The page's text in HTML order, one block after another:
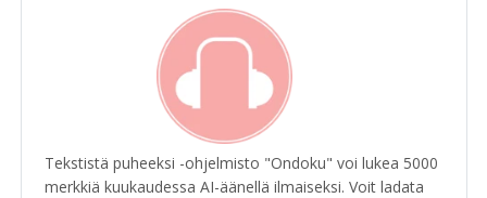
Tekstistä puheeksi -ohjelmisto "Ondoku" voi lukea 5000
merkkiä kuukaudessa AI-äänellä ilmaiseksi. Voit ladata